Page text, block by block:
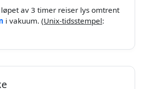
av 3 timer reiser lys omtrent
i vakuum. (Unix-tidsstempel: